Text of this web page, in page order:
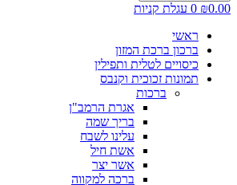
₪0.00
0 עגלת קניות
ראשי
ברכון ברכת המזון
כיסויים לטלית ותפילין
תמונות זכוכית וקנבס
ברכות
אגרת הרמב"ן
בריך שמה
עלינו לשבח
אשת חיל
אשר יצר
ברכה למקווה